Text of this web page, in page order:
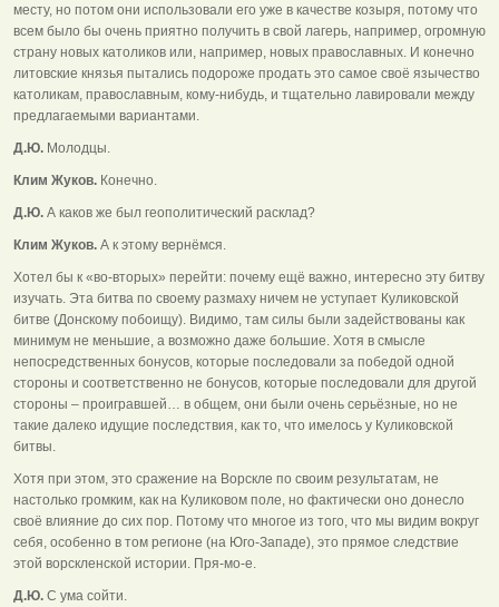
месту, но потом они использовали его уже в качестве козыря, потому что
всем было бы очень приятно получить в свой лагерь, например, огромную
страну новых католиков или, например, новых православных. И конечно
литовские князья пытались подороже продать это самое своё язычество
католикам, православным, кому-нибудь, и тщательно лавировали между
предлагаемыми вариантами.
Д.Ю. Молодцы.
Клим Жуков. Конечно.
Д.Ю. А каков же был геополитический расклад?
Клим Жуков. А к этому вернёмся.
Хотел бы к «во-вторых» перейти: почему ещё важно, интересно эту битву
изучать. Эта битва по своему размаху ничем не уступает Куликовской
битве (Донскому побоищу). Видимо, там силы были задействованы как
минимум не меньшие, а возможно даже большие. Хотя в смысле
непосредственных бонусов, которые последовали за победой одной
стороны и соответственно не бонусов, которые последовали для другой
стороны – проигравшей… в общем, они были очень серьёзные, но не
такие далеко идущие последствия, как то, что имелось у Куликовской
битвы.
Хотя при этом, это сражение на Ворскле по своим результатам, не
настолько громким, как на Куликовом поле, но фактически оно донесло
своё влияние до сих пор. Потому что многое из того, что мы видим вокруг
себя, особенно в том регионе (на Юго-Западе), это прямое следствие
этой ворскленской истории. Пря-мо-е.
Д.Ю. С ума сойти.